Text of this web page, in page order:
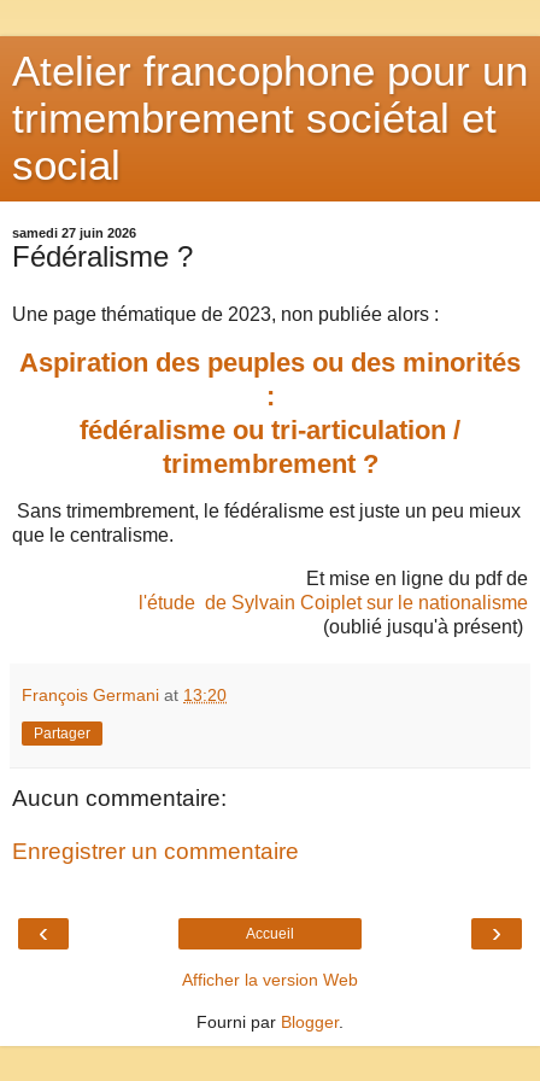
Atelier francophone pour un
trimembrement sociétal et
social
samedi 27 juin 2026
Fédéralisme ?
Une page thématique de 2023, non publiée alors :
Aspiration des peuples ou des minorités
:
fédéralisme ou tri-articulation /
trimembrement ?
Sans trimembrement, le fédéralisme est juste un peu mieux
que le centralisme.
Et mise en ligne du pdf de
l'étude de Sylvain Coiplet sur le nationalisme
(oublié jusqu'à présent)
François Germani at 13:20
Partager
Aucun commentaire:
Enregistrer un commentaire
‹ ›
Accueil
Afficher la version Web
Fourni par Blogger.